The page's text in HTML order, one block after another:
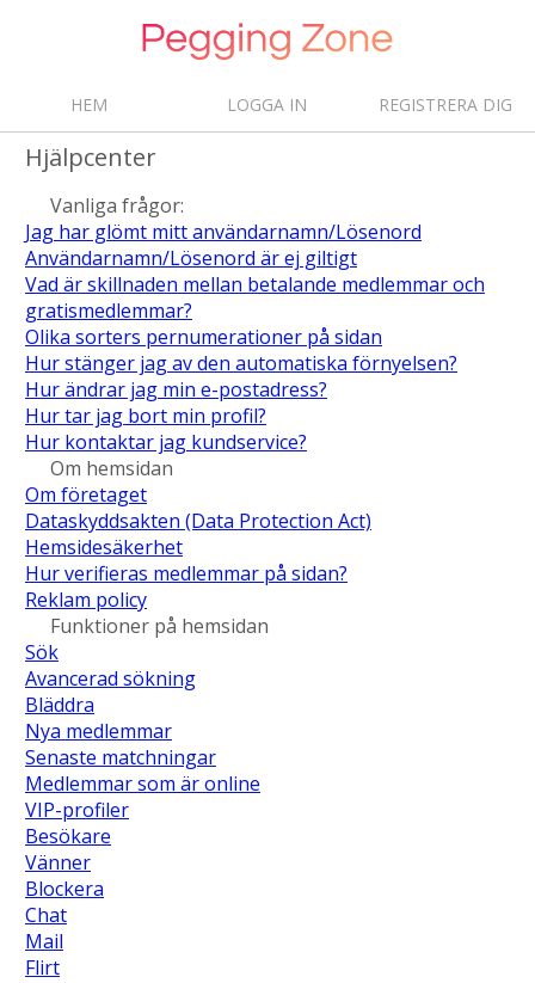
HEM LOGGA IN REGISTRERA DIG
Hjälpcenter
Vanliga frågor:
Jag har glömt mitt användarnamn/Lösenord
Användarnamn/Lösenord är ej giltigt
Vad är skillnaden mellan betalande medlemmar och
gratismedlemmar?
Olika sorters pernumerationer på sidan
Hur stänger jag av den automatiska förnyelsen?
Hur ändrar jag min e-postadress?
Hur tar jag bort min profil?
Hur kontaktar jag kundservice?
Om hemsidan
Om företaget
Dataskyddsakten (Data Protection Act)
Hemsidesäkerhet
Hur verifieras medlemmar på sidan?
Reklam policy
Funktioner på hemsidan
Sök
Avancerad sökning
Bläddra
Nya medlemmar
Senaste matchningar
Medlemmar som är online
VIP-profiler
Besökare
Vänner
Blockera
Chat
Mail
Flirt